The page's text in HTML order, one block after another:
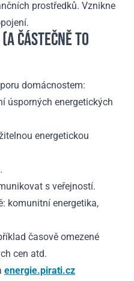
prostředků. Vznikne
ČÁSTEČNĚ TO
domácnostem:
úsporných energetických
energetickou
s veřejností.
komunitní energetika,
časově omezené
cen atd.
energie.pirati.cz